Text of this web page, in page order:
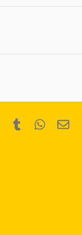
Pinterest
Tumblr